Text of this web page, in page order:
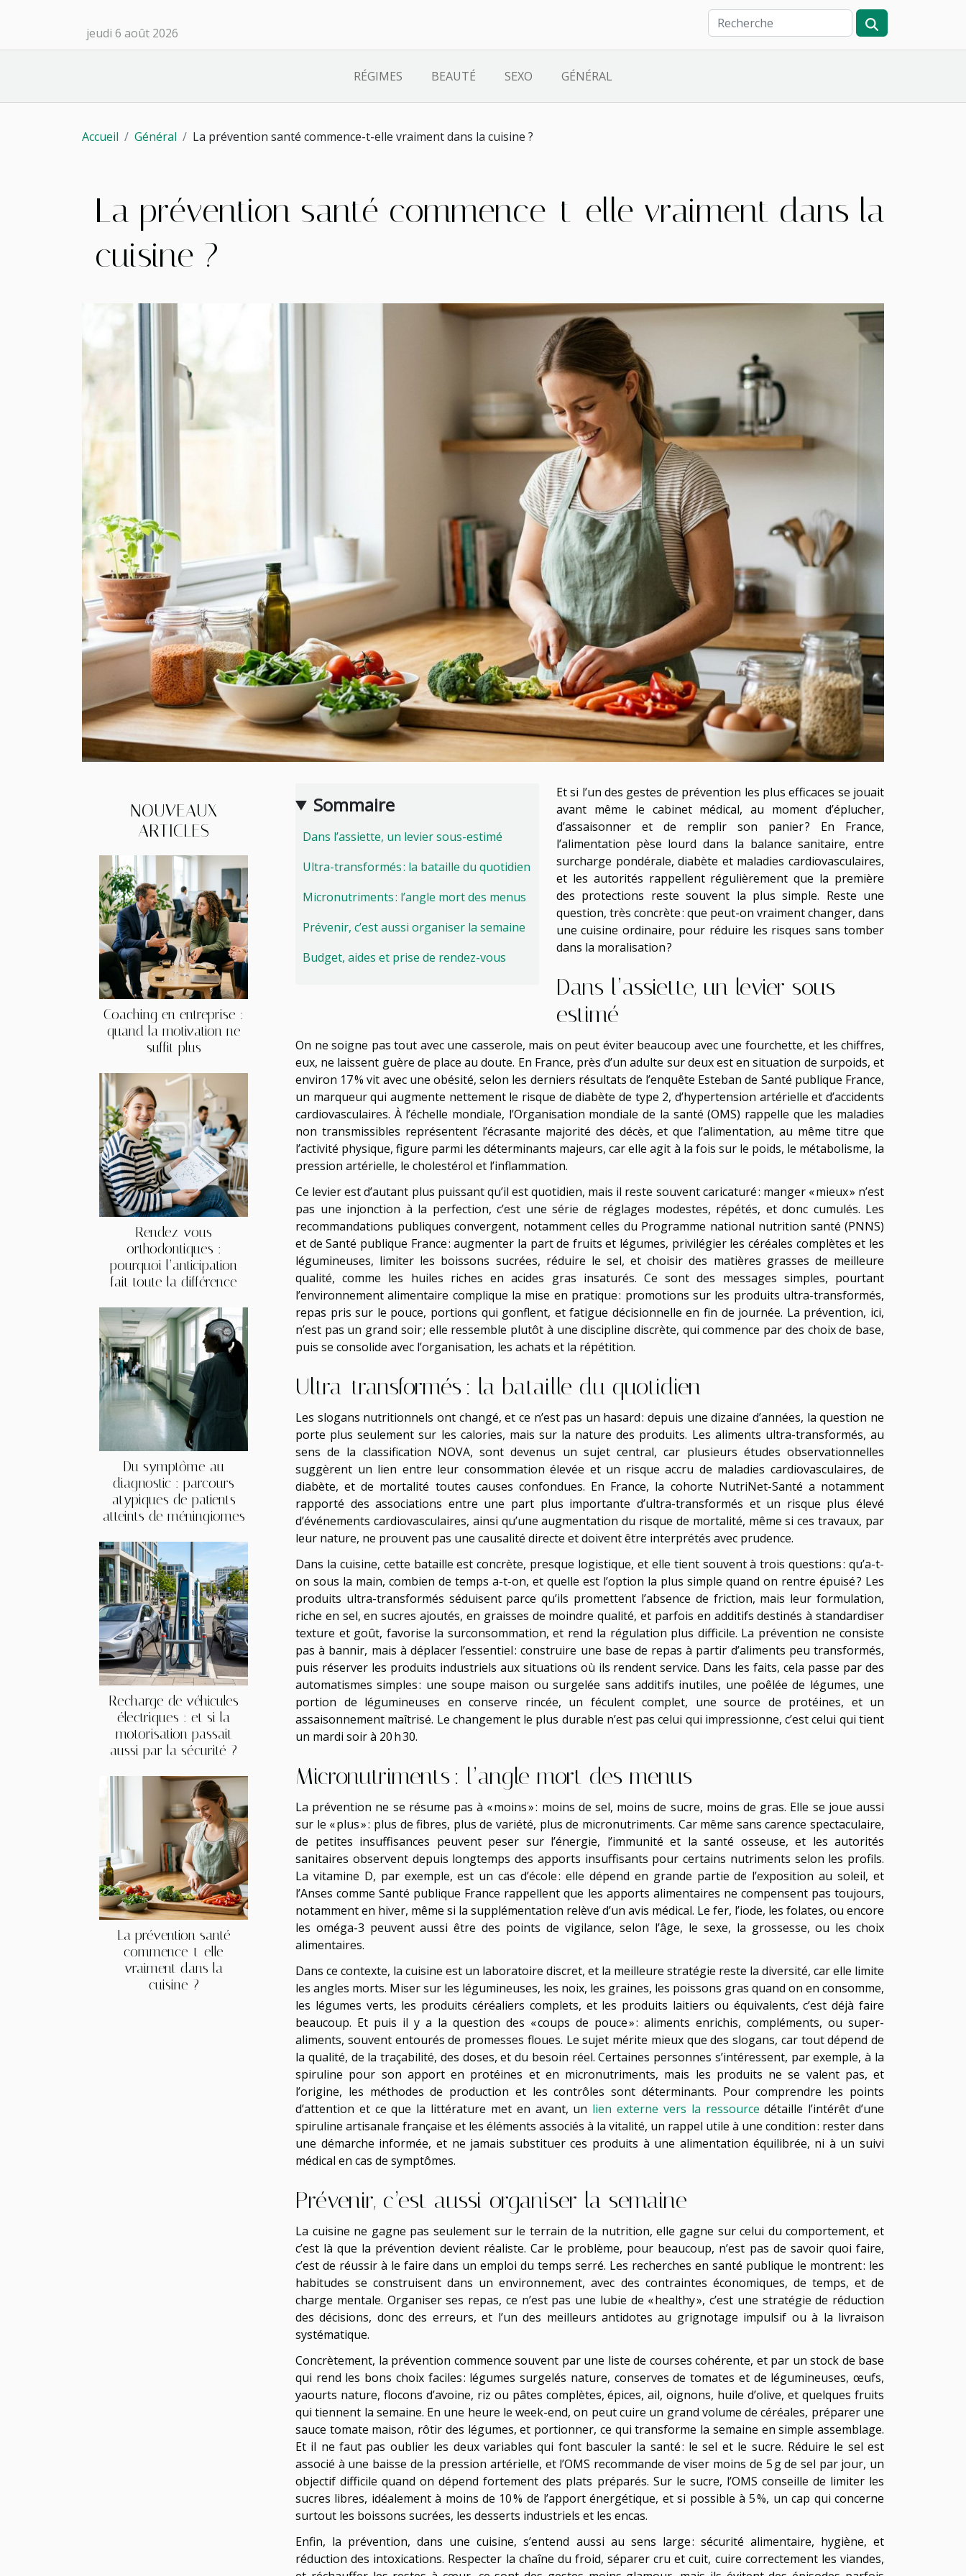
jeudi 6 août 2026
RÉGIMES BEAUTÉ SEXO GÉNÉRAL
Accueil Général La prévention santé commence-t-elle vraiment dans la cuisine ?
La prévention santé commence-t-elle vraiment dans la
cuisine ?
NOUVEAUX
ARTICLES
Coaching en entreprise :
quand la motivation ne
suffit plus
Rendez-vous
orthodontiques :
pourquoi l’anticipation
fait toute la différence
Du symptôme au
diagnostic : parcours
atypiques de patients
atteints de méningiomes
Recharge de véhicules
électriques : et si la
motorisation passait
aussi par la sécurité ?
La prévention santé
commence-t-elle
vraiment dans la
cuisine ?
Sommaire
Dans l’assiette, un levier sous-estimé
Ultra-transformés : la bataille du quotidien
Micronutriments : l’angle mort des menus
Prévenir, c’est aussi organiser la semaine
Budget, aides et prise de rendez-vous
Et si l’un des gestes de prévention les plus efficaces se jouait
avant même le cabinet médical, au moment d’éplucher,
d’assaisonner et de remplir son panier ? En France,
l’alimentation pèse lourd dans la balance sanitaire, entre
surcharge pondérale, diabète et maladies cardiovasculaires,
et les autorités rappellent régulièrement que la première
des protections reste souvent la plus simple. Reste une
question, très concrète : que peut-on vraiment changer, dans
une cuisine ordinaire, pour réduire les risques sans tomber
dans la moralisation ?
Dans l’assiette, un levier sous-
estimé
On ne soigne pas tout avec une casserole, mais on peut éviter beaucoup avec une fourchette, et les chiffres,
eux, ne laissent guère de place au doute. En France, près d’un adulte sur deux est en situation de surpoids, et
environ 17 % vit avec une obésité, selon les derniers résultats de l’enquête Esteban de Santé publique France,
un marqueur qui augmente nettement le risque de diabète de type 2, d’hypertension artérielle et d’accidents
cardiovasculaires. À l’échelle mondiale, l’Organisation mondiale de la santé (OMS) rappelle que les maladies
non transmissibles représentent l’écrasante majorité des décès, et que l’alimentation, au même titre que
l’activité physique, figure parmi les déterminants majeurs, car elle agit à la fois sur le poids, le métabolisme, la
pression artérielle, le cholestérol et l’inflammation.
Ce levier est d’autant plus puissant qu’il est quotidien, mais il reste souvent caricaturé : manger « mieux » n’est
pas une injonction à la perfection, c’est une série de réglages modestes, répétés, et donc cumulés. Les
recommandations publiques convergent, notamment celles du Programme national nutrition santé (PNNS)
et de Santé publique France : augmenter la part de fruits et légumes, privilégier les céréales complètes et les
légumineuses, limiter les boissons sucrées, réduire le sel, et choisir des matières grasses de meilleure
qualité, comme les huiles riches en acides gras insaturés. Ce sont des messages simples, pourtant
l’environnement alimentaire complique la mise en pratique : promotions sur les produits ultra-transformés,
repas pris sur le pouce, portions qui gonflent, et fatigue décisionnelle en fin de journée. La prévention, ici,
n’est pas un grand soir ; elle ressemble plutôt à une discipline discrète, qui commence par des choix de base,
puis se consolide avec l’organisation, les achats et la répétition.
Ultra-transformés : la bataille du quotidien
Les slogans nutritionnels ont changé, et ce n’est pas un hasard : depuis une dizaine d’années, la question ne
porte plus seulement sur les calories, mais sur la nature des produits. Les aliments ultra-transformés, au
sens de la classification NOVA, sont devenus un sujet central, car plusieurs études observationnelles
suggèrent un lien entre leur consommation élevée et un risque accru de maladies cardiovasculaires, de
diabète, et de mortalité toutes causes confondues. En France, la cohorte NutriNet-Santé a notamment
rapporté des associations entre une part plus importante d’ultra-transformés et un risque plus élevé
d’événements cardiovasculaires, ainsi qu’une augmentation du risque de mortalité, même si ces travaux, par
leur nature, ne prouvent pas une causalité directe et doivent être interprétés avec prudence.
Dans la cuisine, cette bataille est concrète, presque logistique, et elle tient souvent à trois questions : qu’a-t-
on sous la main, combien de temps a-t-on, et quelle est l’option la plus simple quand on rentre épuisé ? Les
produits ultra-transformés séduisent parce qu’ils promettent l’absence de friction, mais leur formulation,
riche en sel, en sucres ajoutés, en graisses de moindre qualité, et parfois en additifs destinés à standardiser
texture et goût, favorise la surconsommation, et rend la régulation plus difficile. La prévention ne consiste
pas à bannir, mais à déplacer l’essentiel : construire une base de repas à partir d’aliments peu transformés,
puis réserver les produits industriels aux situations où ils rendent service. Dans les faits, cela passe par des
automatismes simples : une soupe maison ou surgelée sans additifs inutiles, une poêlée de légumes, une
portion de légumineuses en conserve rincée, un féculent complet, une source de protéines, et un
assaisonnement maîtrisé. Le changement le plus durable n’est pas celui qui impressionne, c’est celui qui tient
un mardi soir à 20 h 30.
Micronutriments : l’angle mort des menus
La prévention ne se résume pas à « moins » : moins de sel, moins de sucre, moins de gras. Elle se joue aussi
sur le « plus » : plus de fibres, plus de variété, plus de micronutriments. Car même sans carence spectaculaire,
de petites insuffisances peuvent peser sur l’énergie, l’immunité et la santé osseuse, et les autorités
sanitaires observent depuis longtemps des apports insuffisants pour certains nutriments selon les profils.
La vitamine D, par exemple, est un cas d’école : elle dépend en grande partie de l’exposition au soleil, et
l’Anses comme Santé publique France rappellent que les apports alimentaires ne compensent pas toujours,
notamment en hiver, même si la supplémentation relève d’un avis médical. Le fer, l’iode, les folates, ou encore
les oméga-3 peuvent aussi être des points de vigilance, selon l’âge, le sexe, la grossesse, ou les choix
alimentaires.
Dans ce contexte, la cuisine est un laboratoire discret, et la meilleure stratégie reste la diversité, car elle limite
les angles morts. Miser sur les légumineuses, les noix, les graines, les poissons gras quand on en consomme,
les légumes verts, les produits céréaliers complets, et les produits laitiers ou équivalents, c’est déjà faire
beaucoup. Et puis il y a la question des « coups de pouce » : aliments enrichis, compléments, ou super-
aliments, souvent entourés de promesses floues. Le sujet mérite mieux que des slogans, car tout dépend de
la qualité, de la traçabilité, des doses, et du besoin réel. Certaines personnes s’intéressent, par exemple, à la
spiruline pour son apport en protéines et en micronutriments, mais les produits ne se valent pas, et
l’origine, les méthodes de production et les contrôles sont déterminants. Pour comprendre les points
d’attention et ce que la littérature met en avant, un lien externe vers la ressource détaille l’intérêt d’une
spiruline artisanale française et les éléments associés à la vitalité, un rappel utile à une condition : rester dans
une démarche informée, et ne jamais substituer ces produits à une alimentation équilibrée, ni à un suivi
médical en cas de symptômes.
Prévenir, c’est aussi organiser la semaine
La cuisine ne gagne pas seulement sur le terrain de la nutrition, elle gagne sur celui du comportement, et
c’est là que la prévention devient réaliste. Car le problème, pour beaucoup, n’est pas de savoir quoi faire,
c’est de réussir à le faire dans un emploi du temps serré. Les recherches en santé publique le montrent : les
habitudes se construisent dans un environnement, avec des contraintes économiques, de temps, et de
charge mentale. Organiser ses repas, ce n’est pas une lubie de « healthy », c’est une stratégie de réduction
des décisions, donc des erreurs, et l’un des meilleurs antidotes au grignotage impulsif ou à la livraison
systématique.
Concrètement, la prévention commence souvent par une liste de courses cohérente, et par un stock de base
qui rend les bons choix faciles : légumes surgelés nature, conserves de tomates et de légumineuses, œufs,
yaourts nature, flocons d’avoine, riz ou pâtes complètes, épices, ail, oignons, huile d’olive, et quelques fruits
qui tiennent la semaine. En une heure le week-end, on peut cuire un grand volume de céréales, préparer une
sauce tomate maison, rôtir des légumes, et portionner, ce qui transforme la semaine en simple assemblage.
Et il ne faut pas oublier les deux variables qui font basculer la santé : le sel et le sucre. Réduire le sel est
associé à une baisse de la pression artérielle, et l’OMS recommande de viser moins de 5 g de sel par jour, un
objectif difficile quand on dépend fortement des plats préparés. Sur le sucre, l’OMS conseille de limiter les
sucres libres, idéalement à moins de 10 % de l’apport énergétique, et si possible à 5 %, un cap qui concerne
surtout les boissons sucrées, les desserts industriels et les encas.
Enfin, la prévention, dans une cuisine, s’entend aussi au sens large : sécurité alimentaire, hygiène, et
réduction des intoxications. Respecter la chaîne du froid, séparer cru et cuit, cuire correctement les viandes,